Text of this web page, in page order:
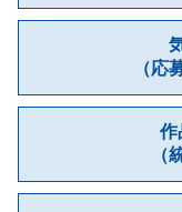
（応
作
（